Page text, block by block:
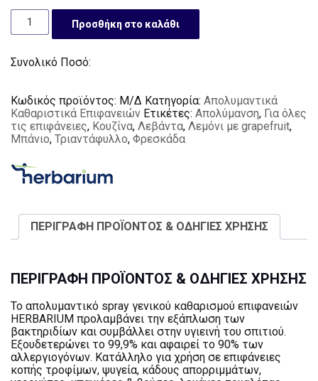
Προσθήκη στο καλάθι
Συνολικό Ποσό:
Κωδικός προϊόντος: Μ/Δ Κατηγορία: Απολυμαντικά
Καθαριστικά Επιφανειών Ετικέτες: Απολύμανση, Για όλες
τις επιφάνειες, Κουζίνα, Λεβάντα, Λεμόνι με grapefruit,
Μπάνιο, Τριαντάφυλλο, Φρεσκάδα
ΠΕΡΙΓΡΑΦΗ ΠΡΟΪΟΝΤΟΣ & ΟΔΗΓΙΕΣ ΧΡΗΣΗΣ
ΠΕΡΙΓΡΑΦΗ ΠΡΟΪΟΝΤΟΣ & ΟΔΗΓΙΕΣ ΧΡΗΣΗΣ
Το απολυμαντικό spray γενικού καθαρισμού επιφανειών
HERBARIUM προλαμβάνει την εξάπλωση των
βακτηριδίων και συμβάλλει στην υγιεινή του σπιτιού.
Εξουδετερώνει το 99,9% και αφαιρεί το 90% των
αλλεργιογόνων. Κατάλληλο για χρήση σε επιφάνειες
κοπής τροφίμων, ψυγεία, κάδους απορριμμάτων,